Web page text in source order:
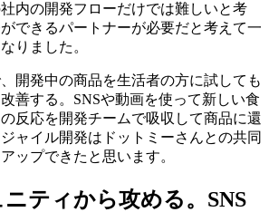
内の開発フローだけでは難しいと考
できるパートナーが必要だと考えて一
りました。
開発中の商品を生活者の方に試しても
善する。SNSや動画を使って新しい食
反応を開発チームで吸収して商品に還
ャイル開発はドットミーさんとの共同
ップできたと思います。
ティから攻める。SNS